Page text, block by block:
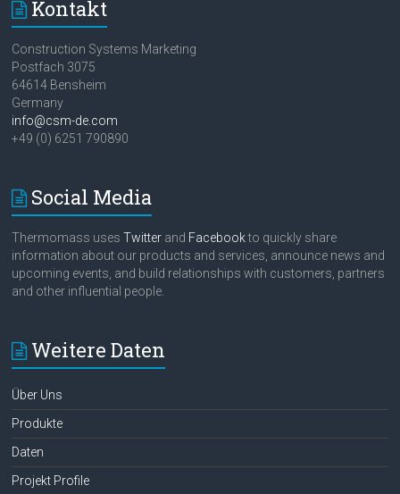
Kontakt
Construction Systems Marketing
Postfach 3075
64614 Bensheim
Germany
info@csm-de.com
+49 (0) 6251 790890
Social Media
Thermomass usesTwitter and Facebookto quickly share
information about our products and services, announce news and
upcoming events, and build relationships with customers, partners
and other influential people.
Weitere Daten
Über Uns
Produkte
Daten
Projekt Profile